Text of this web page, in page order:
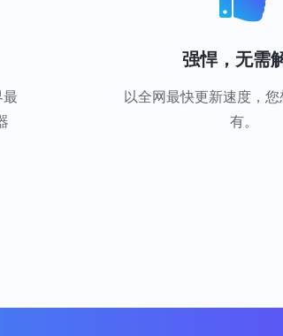
强悍，无需
以全网最快更新速度，
有。